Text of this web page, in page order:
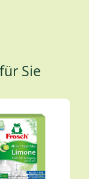
Sie